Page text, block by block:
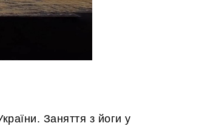
Заняття з йоги у